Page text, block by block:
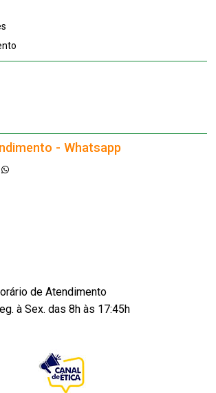
- Whatsapp
de Atendimento
à Sex. das 8h às 17:45h